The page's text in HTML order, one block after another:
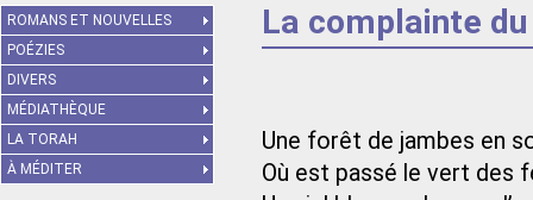
La complainte
Une forêt de jambes en
Où est passé le vert des
ROMANS ET NOUVELLES
POÉZIES
DIVERS
MÉDIATHÈQUE
LA TORAH
À MÉDITER